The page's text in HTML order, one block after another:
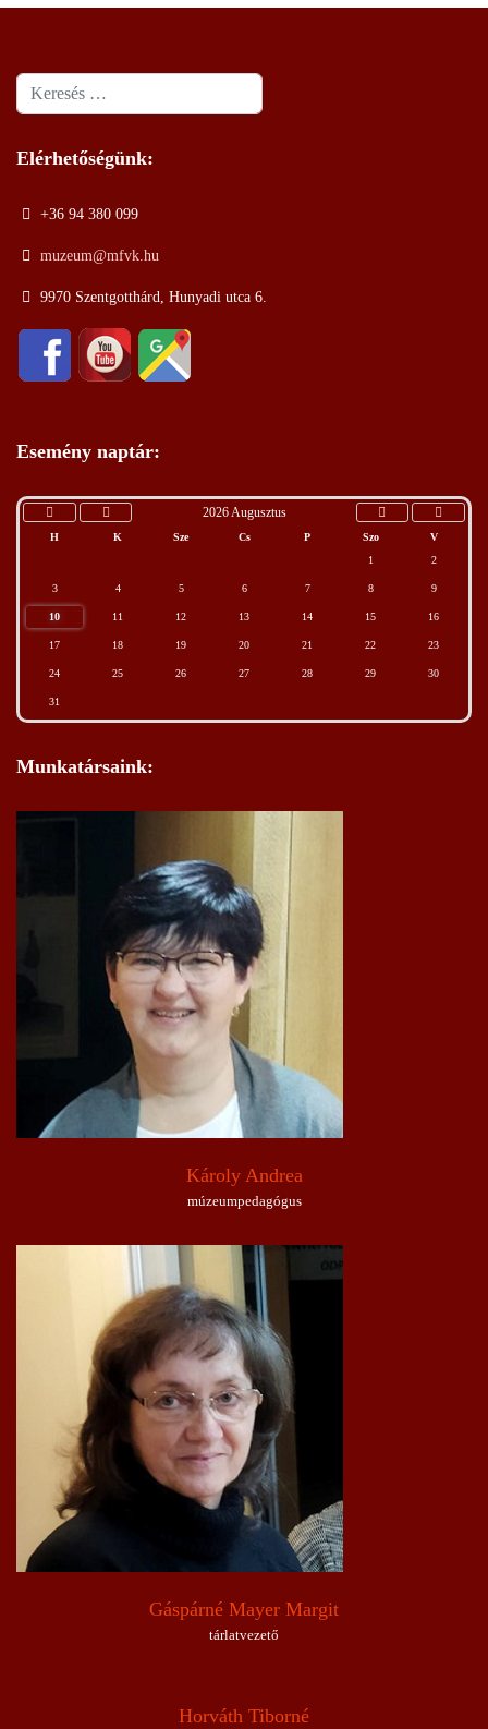
Keresés
Elérhetőségünk:
+36 94 380 099
muzeum@mfvk.hu
9970 Szentgotthárd, Hunyadi utca 6.
Esemény naptár:
2026 Augusztus
H K Sze Cs P Szo
V
1
2
3 4 5 6 7 8 9
10 11 12 13 14 15 16
17 18 19 20 21 22 23
24 25 26 27 28 29 30
31
Munkatársaink:
Károly Andrea
múzeumpedagógus
Gáspárné Mayer Margit
tárlatvezető
Horváth Tiborné